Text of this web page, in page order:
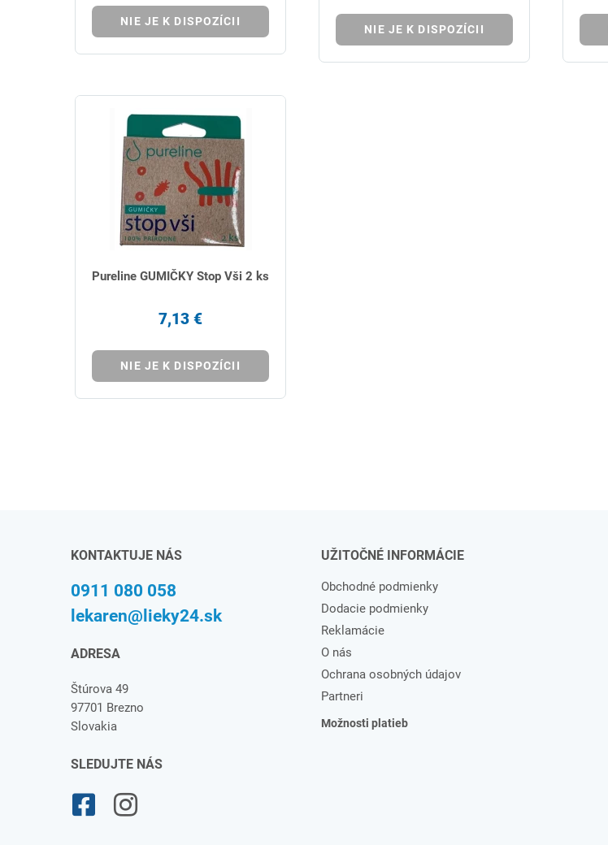
NIE JE K DISPOZÍCII
NIE JE K DISPOZÍCII
Pureline GUMIČKY Stop Vši 2 ks
7,13 €
NIE JE K DISPOZÍCII
KONTAKTUJE NÁS
0911 080 058
lekaren@lieky24.sk
ADRESA
Štúrova 49
97701 Brezno
Slovakia
SLEDUJTE NÁS
UŽITOČNÉ INFORMÁCIE
Obchodné podmienky
Dodacie podmienky
Reklamácie
O nás
Ochrana osobných údajov
Partneri
Možnosti platieb